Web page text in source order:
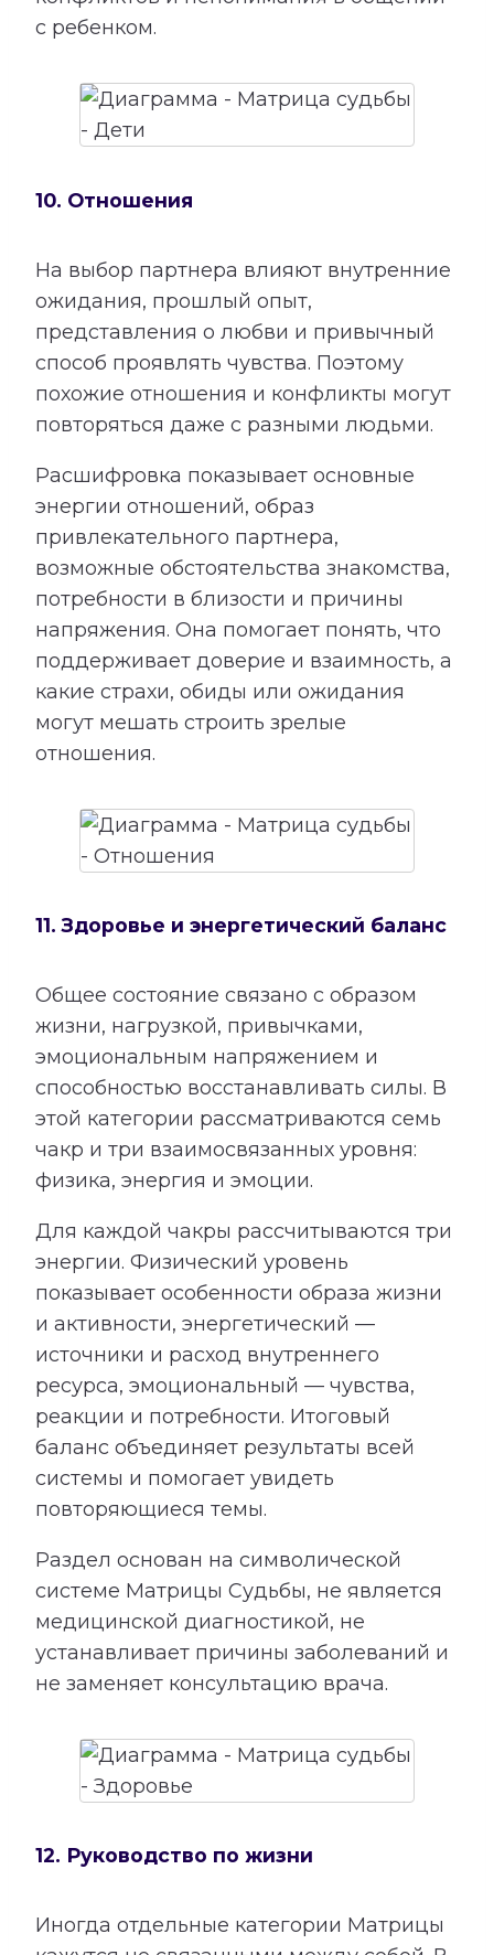
с ребенком.
10. Отношения
На выбор партнера влияют внутренние
ожидания, прошлый опыт,
представления о любви и привычный
способ проявлять чувства. Поэтому
похожие отношения и конфликты могут
повторяться даже с разными людьми.
Расшифровка показывает основные
энергии отношений, образ
привлекательного партнера,
возможные обстоятельства знакомства,
потребности в близости и причины
напряжения. Она помогает понять, что
поддерживает доверие и взаимность, а
какие страхи, обиды или ожидания
могут мешать строить зрелые
отношения.
11. Здоровье и энергетический баланс
Общее состояние связано с образом
жизни, нагрузкой, привычками,
эмоциональным напряжением и
способностью восстанавливать силы. В
этой категории рассматриваются семь
чакр и три взаимосвязанных уровня:
физика, энергия и эмоции.
Для каждой чакры рассчитываются три
энергии. Физический уровень
показывает особенности образа жизни
и активности, энергетический —
источники и расход внутреннего
ресурса, эмоциональный — чувства,
реакции и потребности. Итоговый
баланс объединяет результаты всей
системы и помогает увидеть
повторяющиеся темы.
Раздел основан на символической
системе Матрицы Судьбы, не является
медицинской диагностикой, не
устанавливает причины заболеваний и
не заменяет консультацию врача.
12. Руководство по жизни
Иногда отдельные категории Матрицы